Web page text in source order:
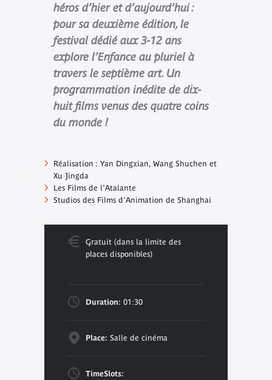
héros d’hier et d’aujourd’hui :
pour sa deuxième édition, le
festival dédié aux 3-12 ans
explore l’Enfance au pluriel à
travers le septième art. Un
programmation inédite de dix-
huit films venus des quatre coins
du monde !
Réalisation : Yan Dingxian, Wang Shuchen et
Xu Jingda
Les Films de l'Atalante
Studios des Films d'Animation de Shanghai
Gratuit (dans la limite des
places disponibles)
Duration: 01:30
Place: Salle de cinéma
TimeSlots: